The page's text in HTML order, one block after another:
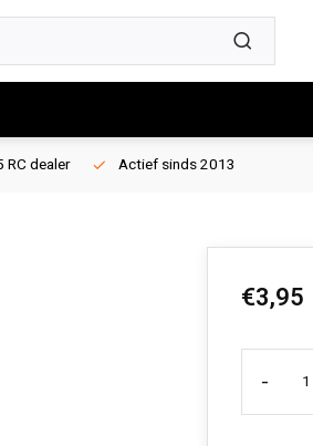
RC dealer Actief sinds 2013
€3,95
-